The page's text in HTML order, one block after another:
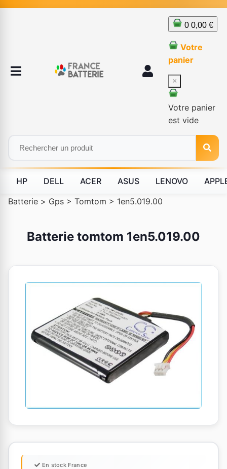
0 0,00 €
Votre
panier
×
Votre panier
est vide
HP DELL ACER ASUS LENOVO
Batterie > Gps > Tomtom > 1en5.019.00
Batterie tomtom 1en5.019.00
En stock France